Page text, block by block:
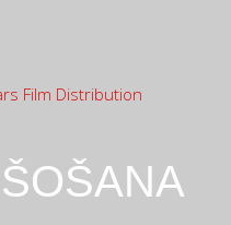
ŠOŠANA